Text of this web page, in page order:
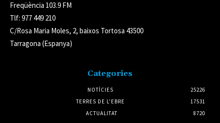
Freqüència 103.9 FM
Tlf: 977 449 210
C/Rosa Maria Moles, 2, baixos Tortosa 43500
Tarragona (Espanya)
Categories
NOTÍCIES
25226
TERRES DE L'EBRE
17531
ACTUALITAT
8720